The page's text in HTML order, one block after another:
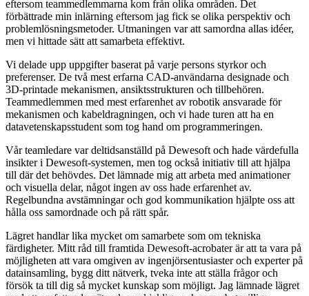
eftersom teammedlemmarna kom från olika områden. Det
förbättrade min inlärning eftersom jag fick se olika perspektiv och
problemlösningsmetoder. Utmaningen var att samordna allas idéer,
men vi hittade sätt att samarbeta effektivt.
Vi delade upp uppgifter baserat på varje persons styrkor och
preferenser. De två mest erfarna CAD-användarna designade och
3D-printade mekanismen, ansiktsstrukturen och tillbehören.
Teammedlemmen med mest erfarenhet av robotik ansvarade för
mekanismen och kabeldragningen, och vi hade turen att ha en
datavetenskapsstudent som tog hand om programmeringen.
Vår teamledare var deltidsanställd på Dewesoft och hade värdefulla
insikter i Dewesoft-systemen, men tog också initiativ till att hjälpa
till där det behövdes. Det lämnade mig att arbeta med animationer
och visuella delar, något ingen av oss hade erfarenhet av.
Regelbundna avstämningar och god kommunikation hjälpte oss att
hålla oss samordnade och på rätt spår.
Lägret handlar lika mycket om samarbete som om tekniska
färdigheter. Mitt råd till framtida Dewesoft-acrobater är att ta vara på
möjligheten att vara omgiven av ingenjörsentusiaster och experter på
datainsamling, bygg ditt nätverk, tveka inte att ställa frågor och
försök ta till dig så mycket kunskap som möjligt. Jag lämnade lägret